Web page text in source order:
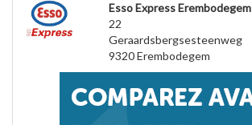
Esso Express Erembodegem
22
Geraardsbergsesteenweg
9320Erembodegem